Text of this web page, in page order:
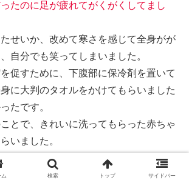
たのに足が疲れてがくがくしてまし
せいか、改めて寒さを感じて全身がが
自分でも笑ってしまいました。
促すために、下腹部に保冷剤を置いて
に大判のタオルをかけてもらいました
たです。
とで、きれいに洗ってもらった赤ちゃ
いました。
っぱいを吸ってくれたことに感動…！
ム 検索 トップ サイドバー